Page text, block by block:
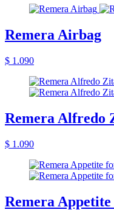
Remera Airbag
$ 1.090
Remera Alfredo
$ 1.090
Remera